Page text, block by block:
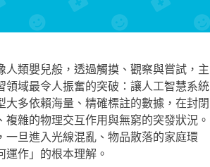
類嬰兒般，透過觸摸、觀察與嘗試，主
域最令人振奮的突破：讓人工智慧系統
多依賴海量、精確標註的數據，在封閉
雜的物理交互作用與無窮的突發狀況。
旦進入光線混亂、物品散落的家庭環
作」的根本理解。